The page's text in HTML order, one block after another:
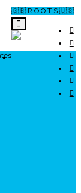
🇬🇧 R O O T S 🇺🇸